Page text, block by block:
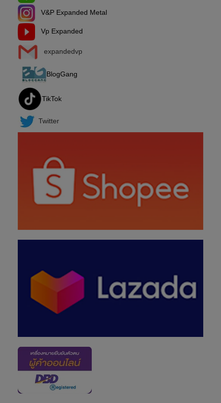
V&P Expanded Metal
Vp Expanded
expandedvp
BlogGang
TikTok
Twitter